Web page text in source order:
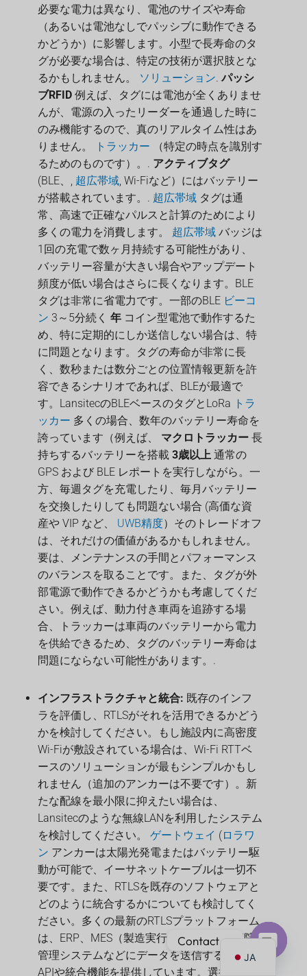
必要な電力は異なり、電池のサイズや寿命
（あるいは電池なしでパッシブに動作できる
かどうか）に影響します。小型で長寿命のタ
グが必要な場合は、特定の技術が選択肢とな
るかもしれません。
ソリューション. パッシ
ブRFID 例えば、タグには電池が全くありませ
んが、電源の入ったリーダーを通過した時に
のみ機能するので、真のリアルタイム性はあ
りません。
トラッカー （特定の時点を識別す
るためのものです）。. アクティブタグ
(BLE、, 超広帯域, Wi-Fiなど）にはバッテリー
が搭載されています。. 超広帯域 タグは通
常、高速で正確なパルスと計算のためにより
多くの電力を消費します。 超広帯域 バッジは
1回の充電で数ヶ月持続する可能性があり、
バッテリー容量が大きい場合やアップデート
頻度が低い場合はさらに長くなります。BLE
タグは非常に省電力です。一部のBLE ビーコ
ン 3～5分続く 年 コイン型電池で動作するた
め、特に定期的にしか送信しない場合は、特
に問題となります。タグの寿命が非常に長
く、数秒または数分ごとの位置情報更新を許
容できるシナリオであれば、BLEが最適で
す。LansitecのBLEベースのタグとLoRa トラ
ッカー 多くの場合、数年のバッテリー寿命を
誇っています（例えば、 マクロトラッカー 長
持ちするバッテリーを搭載 3歳以上 通常の
GPS および BLE レポートを実行しながら。一
方、毎週タグを充電したり、毎月バッテリー
を交換したりしても問題ない場合 (高価な資
産や VIP など、 UWB精度）そのトレードオフ
は、それだけの価値があるかもしれません。
要は、メンテナンスの手間とパフォーマンス
のバランスを取ることです。また、タグが外
部電源で動作できるかどうかも考慮してくだ
さい。例えば、動力付き車両を追跡する場
合、トラッカーは車両のバッテリーから電力
を供給できるため、タグのバッテリー寿命は
問題にならない可能性があります。.
インフラストラクチャと統合: 既存のインフ
ラを評価し、RTLSがそれを活用できるかどう
かを検討してください。もし施設内に高密度
Wi-Fiが敷設されている場合は、Wi-Fi RTTベ
ースのソリューションが最もシンプルかもし
れません（追加のアンカーは不要です）。新
たな配線を最小限に抑えたい場合は、
Lansitecのような無線LANを利用したシステム
を検討してください。 ゲートウェイ ( ロラワ
ン アンカーは太陽光発電またはバッテリー駆
動が可能で、イーサネットケーブルは一切不
要です。また、RTLSを既存のソフトウェアと
どのように統合するかについても検討してく
ださい。多くの最新のRTLSプラットフォーム
は、ERP、MES（製造実行システム）、病院
管理システムなどにデータを送信するための
APIや統合機能を提供しています。選択したベ
JA
EN
TH
KO
FR
DE
ES
IT
PT
Contact us